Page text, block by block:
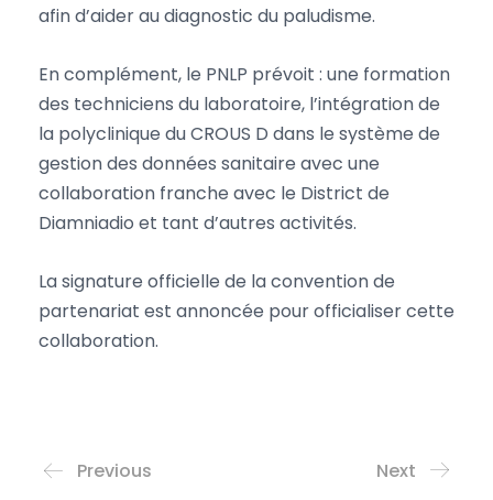
afin d’aider au diagnostic du paludisme.
En complément, le PNLP prévoit : une formation
des techniciens du laboratoire, l’intégration de
la polyclinique du CROUS D dans le système de
gestion des données sanitaire avec une
collaboration franche avec le District de
Diamniadio et tant d’autres activités.
La signature officielle de la convention de
partenariat est annoncée pour officialiser cette
collaboration.
Previous Next